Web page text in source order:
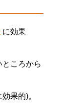
に効果
ころから
効果的)。